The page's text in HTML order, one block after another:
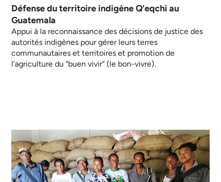
Défense du territoire indigène Q’eqchi au
Guatemala
Appui à la reconnaissance des décisions de justice des
autorités indigènes pour gérer leurs terres
communautaires et territoires et promotion de
l’agriculture du “buen vivir” (le bon-vivre).